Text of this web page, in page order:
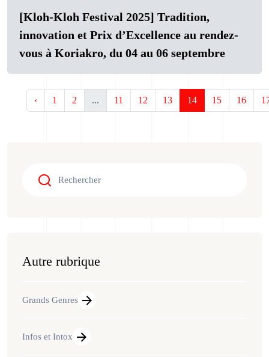
[Kloh-Kloh Festival 2025] Tradition,
innovation et Prix d’Excellence au rendez-
vous à Koriakro, du 04 au 06 septembre
‹ 1 2 ... 11 12 13 14 15 16
Autre rubrique
Grands Genres
Infos et Intox